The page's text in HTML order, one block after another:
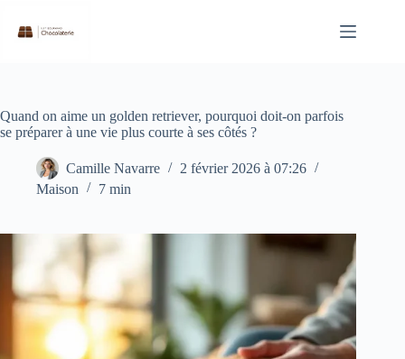
contenu
Quand on aime un golden retriever, pourquoi doit-on parfois
se préparer à une vie plus courte à ses côtés ?
Camille Navarre
2 février 2026 à 07:26
Maison
7 min